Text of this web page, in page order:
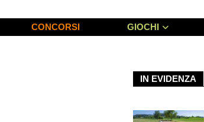
CONCORSI GIOCHI
IN EVIDENZA